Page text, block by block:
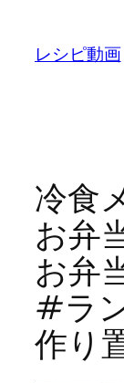
レシピ動画
冷食
お弁
お弁
#ラ
作り